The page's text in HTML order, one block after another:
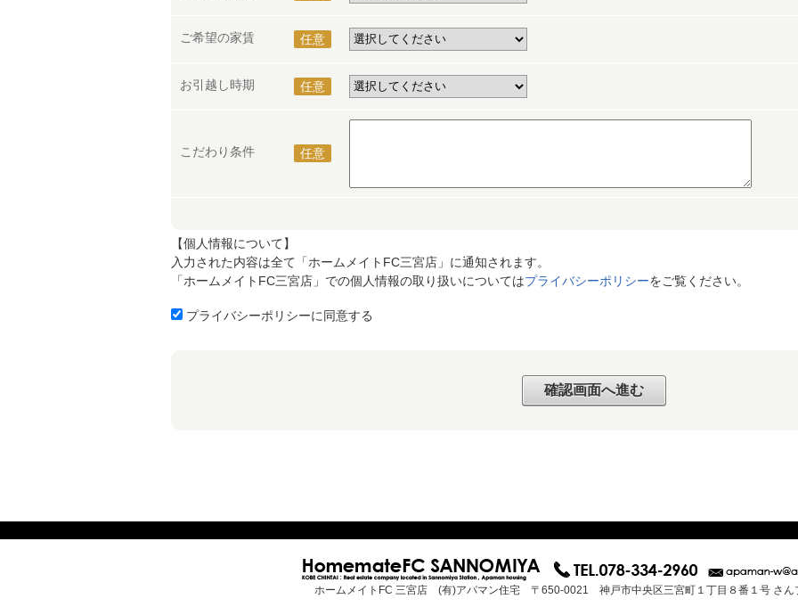
ご希望の家賃 任意
お引越し時期 任意
こだわり条件 任意
【個人情報について】
入力された内容は全て「ホームメイトFC三宮店」に通知されます。
「ホームメイトFC三宮店」での個人情報の取り扱いについてはプライバシーポリシーをご覧ください。
プライバシーポリシーに同意する
ホームメイトFC 三宮店 (有)アパマン住宅 〒650-0021 神戸市中央区三宮町１丁目８番１号 さん